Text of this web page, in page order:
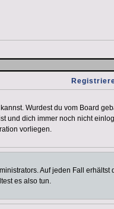
Wurdest du vom Board
und dich immer noch nicht
vorliegen.
Auf jeden Fall
es also tun.